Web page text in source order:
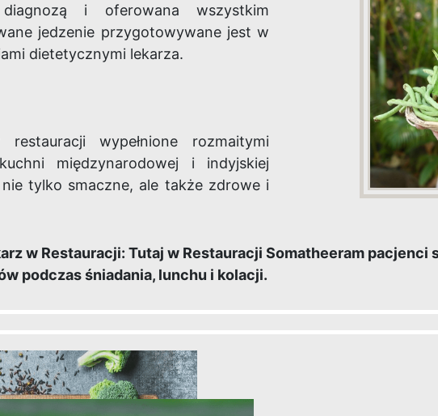
i oferowana wszystkim
jedzenie przygotowywane jest w
dietetycznymi lekarza.
wypełnione rozmaitymi
międzynarodowej i indyjskiej
tylko smaczne, ale także zdrowe i
w Restauracji: Tutaj w Restauracji Somatheeram pacjenci
podczas śniadania, lunchu i kolacji.